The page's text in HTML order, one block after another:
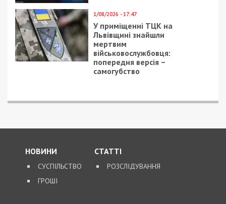
1/08/2026 - 17:47
У приміщенні ТЦК на
Львівщині знайшли
мертвим
військовослужбовця:
попередня версія –
самогубство
НОВИНИ
СУСПІЛЬСТВО
ГРОШІ
СТАТТІ
РОЗСЛІДУВАННЯ